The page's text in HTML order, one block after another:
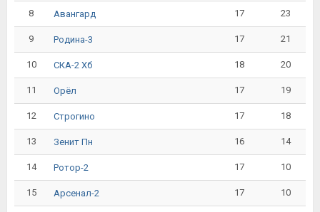
8 Авангард 17 23
9 Родина-3 17 21
10 СКА-2 Хб 18 20
11 Орёл 17 19
12 Строгино 17 18
13 Зенит Пн 16 14
14 Ротор-2 17 10
15 Арсенал-2 17 10